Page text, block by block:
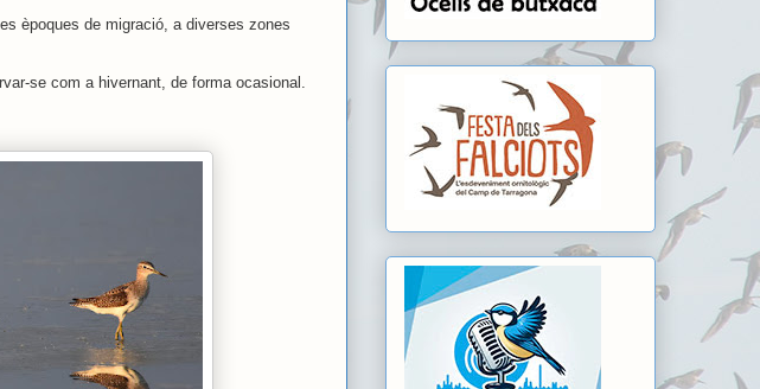
èpoques de migració, a diverses zones
se com a hivernant, de forma ocasional.